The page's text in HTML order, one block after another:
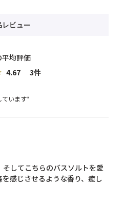
ビュー
4.67 3
ています*
してこちらのバスソルトを愛
感じさせるような香り、癒し